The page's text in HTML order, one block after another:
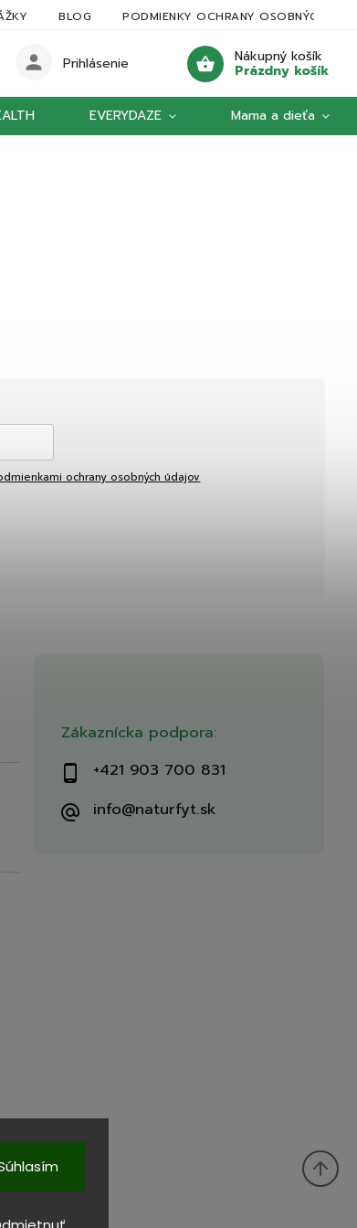
BLOG PODMIENKY OCHRANY OSOBNÝCH
Nákupný košík
Prázdny košík
Prihlásenie
EVERYDAZE Mama a dieťa
Zákaznícka podpora:
+421 903 700 831
info@naturfyt.sk
ochrany osobných údajov